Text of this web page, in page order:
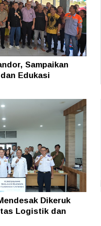
Sampaikan
Edukasi
Dikeruk
Logistik dan